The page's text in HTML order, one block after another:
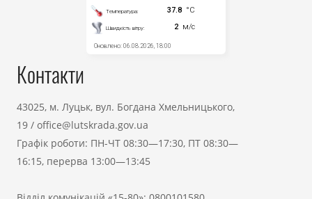
Контакти
43025, м. Луцьк, вул. Богдана Хмельницького,
19 / office@lutskrada.gov.ua
Графік роботи: ПН-ЧТ 08:30—17:30, ПТ 08:30—
16:15, перерва 13:00—13:45